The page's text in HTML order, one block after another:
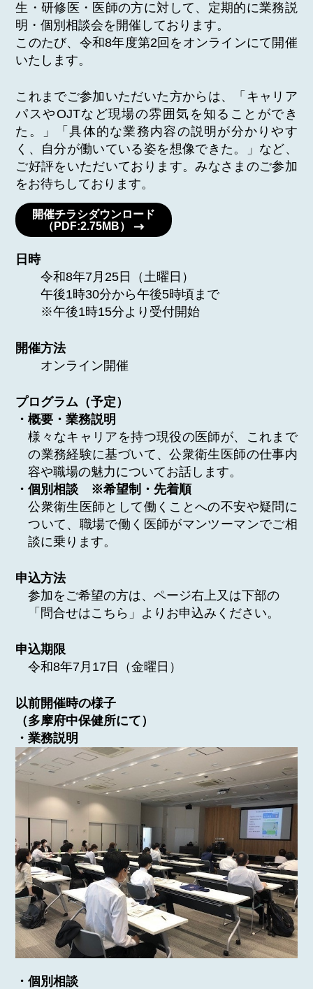
生・研修医・医師の方に対して、定期的に業務説
明・個別相談会を開催しております。
このたび、令和8年度第2回をオンラインにて開催
いたします。
これまでご参加いただいた方からは、「キャリア
パスやOJTなど現場の雰囲気を知ることができ
た。」「具体的な業務内容の説明が分かりやす
く、自分が働いている姿を想像できた。」など、
ご好評をいただいております。みなさまのご参加
をお待ちしております。
開催チラシダウンロード
（PDF:2.75MB）
日時
令和8年7月25日（土曜日）
午後1時30分から午後5時頃まで
※午後1時15分より受付開始
開催方法
オンライン開催
プログラム（予定）
・概要・業務説明
様々なキャリアを持つ現役の医師が、これまで
の業務経験に基づいて、公衆衛生医師の仕事内
容や職場の魅力についてお話します。
・個別相談 ※希望制・先着順
公衆衛生医師として働くことへの不安や疑問に
ついて、職場で働く医師がマンツーマンでご相
談に乗ります。
申込方法
参加をご希望の方は、ページ右上又は下部の
「問合せはこちら」よりお申込みください。
申込期限
令和8年7月17日（金曜日）
以前開催時の様子
（多摩府中保健所にて）
・業務説明
・個別相談